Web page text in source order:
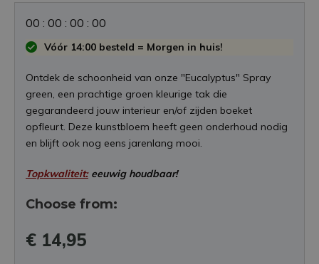
00 : 00 : 00 : 00
Vóór 14:00 besteld = Morgen in huis!
Ontdek de schoonheid van onze "Eucalyptus" Spray
green, een prachtige groen kleurige tak die
gegarandeerd jouw interieur en/of zijden boeket
opfleurt. Deze kunstbloem heeft geen onderhoud nodig
en blijft ook nog eens jarenlang mooi.
Topkwaliteit:eeuwig houdbaar!
Choose from:
€ 14,95